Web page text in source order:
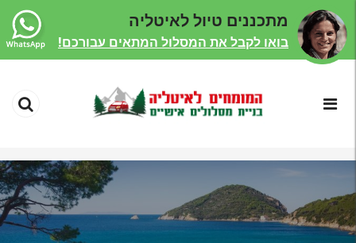
מתכננים טיול לאיטליה
בואו לקבל את המסלול המתאים עבורכם!